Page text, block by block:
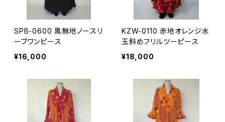
SPB-0600 黒無地ノースリ
ーブワンピース
¥16,000
KZW-0110 赤地オレンジ水
玉斜めフリルツーピース
¥18,000